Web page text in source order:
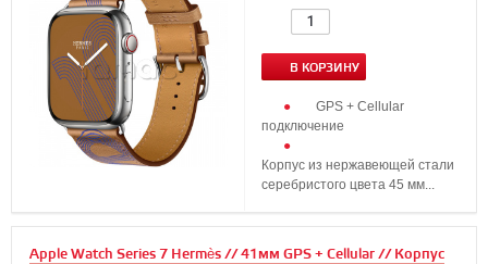
В КОРЗИНУ
GPS + Cellular
подключение
Корпус из нержавеющей стали
серебристого цвета 45 мм...
Apple Watch Series 7 Hermès // 41мм GPS + Cellular // Корпус